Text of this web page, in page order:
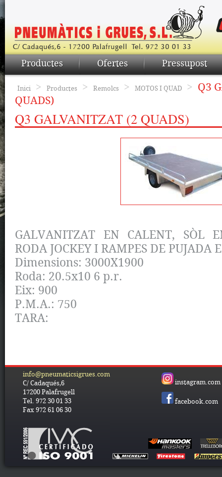
Productes Ofertes Pressupost
Inici > Productes > Remolcs > MOTOS I QUAD > Q3
QUADS)
Q3 GALVANITZAT (2 QUADS)
GALVANITZAT EN CALENT, SÒL
RODA JOCKEY I RAMPES DE PUJADA
Dimensions: 3000X1900
Roda: 20.5x10 6 p.r.
Eix: 900
P.M.A.: 750
TARA:
info@pneumaticsigrues.com
C/ Cadaqués,6
17200 Palafrugell
Tel. 972 30 01 33
Fax 972 61 06 30
instagram.com
facebook.com